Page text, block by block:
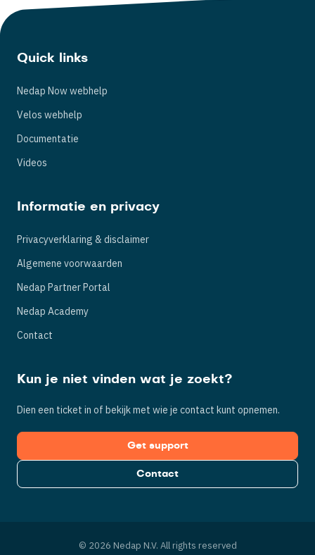
Quick links
Nedap Now webhelp
Velos webhelp
Documentatie
Videos
Informatie en privacy
Privacyverklaring & disclaimer
Algemene voorwaarden
Nedap Partner Portal
Nedap Academy
Contact
Kun je niet vinden wat je zoekt?
Dien een ticket in of bekijk met wie je contact kunt opnemen.
Get support
Contact
© 2026 Nedap N.V. All rights reserved